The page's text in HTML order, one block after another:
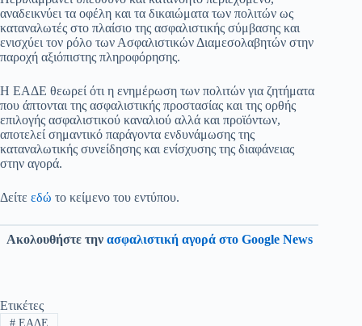
αναδεικνύει τα οφέλη και τα δικαιώματα των πολιτών ως
καταναλωτές στο πλαίσιο της ασφαλιστικής σύμβασης και
ενισχύει τον ρόλο των Ασφαλιστικών Διαμεσολαβητών στην
παροχή αξιόπιστης πληροφόρησης.
Η ΕΑΔΕ θεωρεί ότι η ενημέρωση των πολιτών για ζητήματα
που άπτονται της ασφαλιστικής προστασίας και της ορθής
επιλογής ασφαλιστικού καναλιού αλλά και προϊόντων,
αποτελεί σημαντικό παράγοντα ενδυνάμωσης της
καταναλωτικής συνείδησης και ενίσχυσης της διαφάνειας
στην αγορά.
Δείτε εδώ το κείμενο του εντύπου.
Ακολουθήστε την ασφαλιστική αγορά στο Google News
Ετικέτες
#ΕΑΔΕ